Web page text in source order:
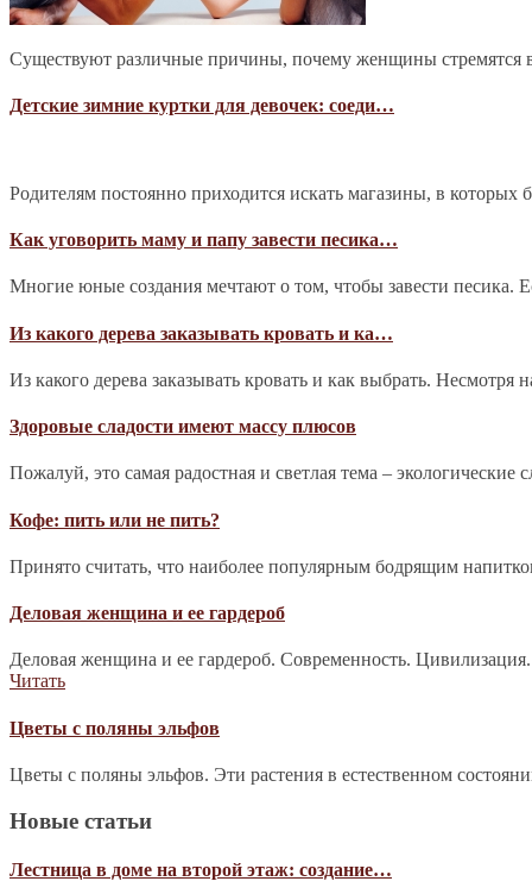
Существуют различные причины, почему женщины
Детские зимние куртки для девочек: соеди…
Родителям постоянно приходится искать магазины, в
Как уговорить маму и папу завести песика…
Многие юные создания мечтают о том, чтобы завести песика.
Из какого дерева заказывать кровать и ка…
Из какого дерева заказывать кровать и как выбрать.
Здоровые сладости имеют массу плюсов
Пожалуй, это самая радостная и светлая тема –
Кофе: пить или не пить?
Принято считать, что наиболее популярным бодрящим
Деловая женщина и ее гардероб
Деловая женщина и ее гардероб. Современность.
Читать
Цветы с поляны эльфов
Цветы с поляны эльфов. Эти растения в естественном
Новые статьи
Лестница в доме на второй этаж: создание…